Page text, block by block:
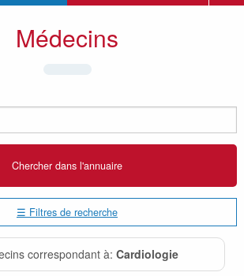
Médecins
☰ Filtres de recherche
correspondant à: Cardiologie